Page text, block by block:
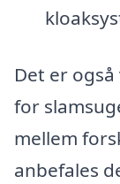
Det er
for
mellem
anbefales